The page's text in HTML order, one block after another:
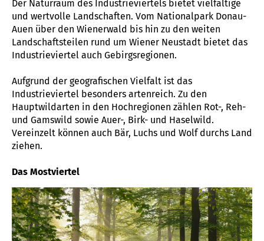
Der Naturraum des Industrieviertels bietet vielfältige
und wertvolle Landschaften. Vom Nationalpark Donau-
Auen über den Wienerwald bis hin zu den weiten
Landschaftsteilen rund um Wiener Neustadt bietet das
Industrieviertel auch Gebirgsregionen.
Aufgrund der geografischen Vielfalt ist das
Industrieviertel besonders artenreich. Zu den
Hauptwildarten in den Hochregionen zählen Rot-, Reh-
und Gamswild sowie Auer-, Birk- und Haselwild.
Vereinzelt können auch Bär, Luchs und Wolf durchs Land
ziehen.
Das Mostviertel